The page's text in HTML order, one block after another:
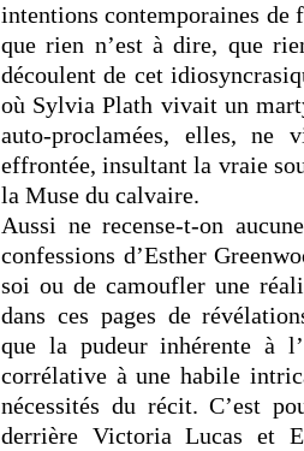
intentions contemporaines de
que rien n’est à dire, que
découlent de cet
où Sylvia Plath vivait un
auto-proclamées, elles, ne
effrontée, insultant la vraie
la Muse du calvaire.
Aussi ne recense-t-on
confessions d’Esther
soi ou de camoufler une
dans ces pages de
que la pudeur inhérente à
corrélative à une habile
nécessités du récit. C’est
derrière Victoria Lucas et